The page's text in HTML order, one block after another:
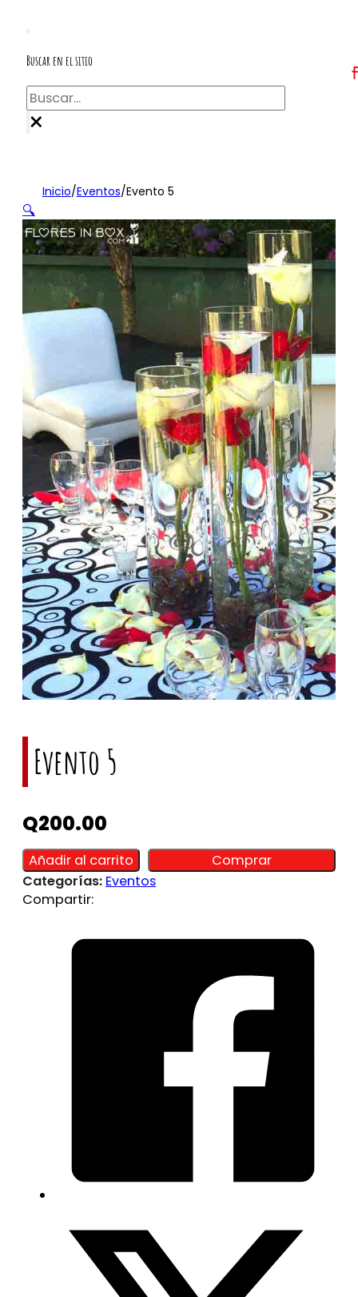
Buscar en el sitio
Buscar
×
Inicio/Eventos/Evento 5
🔍
Evento 5
Q200.00
Añadir al carrito Comprar
Alternative:
Alternative:
Categorías: Eventos
Compartir: